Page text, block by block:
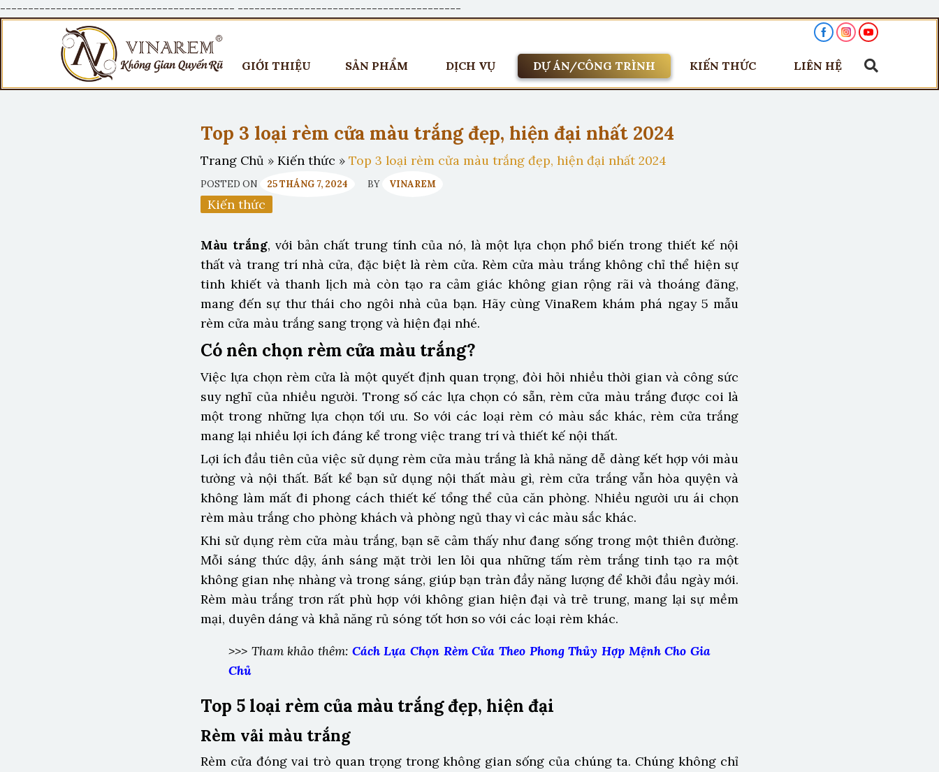
------------------------------------------ ----------------------------------------
GIỚI THIỆU SẢN PHẨM DỊCH VỤ DỰ ÁN/CÔNG TRÌNH KIẾN THỨC LIÊN HỆ
Top 3 loại rèm cửa màu trắng đẹp, hiện đại nhất 2024
Trang Chủ » Kiến thức » Top 3 loại rèm cửa màu trắng đẹp, hiện đại nhất 2024
POSTED ON 25 THÁNG 7, 2024 BY VINAREM
Kiến thức
Màu trắng, với bản chất trung tính của nó, là một lựa chọn phổ biến trong thiết kế nội
thất và trang trí nhà cửa, đặc biệt là rèm cửa. Rèm cửa màu trắng không chỉ thể hiện sự
tinh khiết và thanh lịch mà còn tạo ra cảm giác không gian rộng rãi và thoáng đãng,
mang đến sự thư thái cho ngôi nhà của bạn. Hãy cùng VinaRem khám phá ngay 5 mẫu
rèm cửa màu trắng sang trọng và hiện đại nhé.
Có nên chọn rèm cửa màu trắng?
Việc lựa chọn rèm cửa là một quyết định quan trọng, đòi hỏi nhiều thời gian và công sức
suy nghĩ của nhiều người. Trong số các lựa chọn có sẵn, rèm cửa màu trắng được coi là
một trong những lựa chọn tối ưu. So với các loại rèm có màu sắc khác, rèm cửa trắng
mang lại nhiều lợi ích đáng kể trong việc trang trí và thiết kế nội thất.
Lợi ích đầu tiên của việc sử dụng rèm cửa màu trắng là khả năng dễ dàng kết hợp với màu
tường và nội thất. Bất kể bạn sử dụng nội thất màu gì, rèm cửa trắng vẫn hòa quyện và
không làm mất đi phong cách thiết kế tổng thể của căn phòng. Nhiều người ưu ái chọn
rèm màu trắng cho phòng khách và phòng ngủ thay vì các màu sắc khác.
Khi sử dụng rèm cửa màu trắng, bạn sẽ cảm thấy như đang sống trong một thiên đường.
Mỗi sáng thức dậy, ánh sáng mặt trời len lỏi qua những tấm rèm trắng tinh tạo ra một
không gian nhẹ nhàng và trong sáng, giúp bạn tràn đầy năng lượng để khởi đầu ngày mới.
Rèm màu trắng trơn rất phù hợp với không gian hiện đại và trẻ trung, mang lại sự mềm
mại, duyên dáng và khả năng rủ sóng tốt hơn so với các loại rèm khác.
>>> Tham khảo thêm: Cách Lựa Chọn Rèm Cửa Theo Phong Thủy Hợp Mệnh Cho Gia
Chủ
Top 5 loại rèm của màu trắng đẹp, hiện đại
Rèm vải màu trắng
Rèm cửa đóng vai trò quan trọng trong không gian sống của chúng ta. Chúng không chỉ